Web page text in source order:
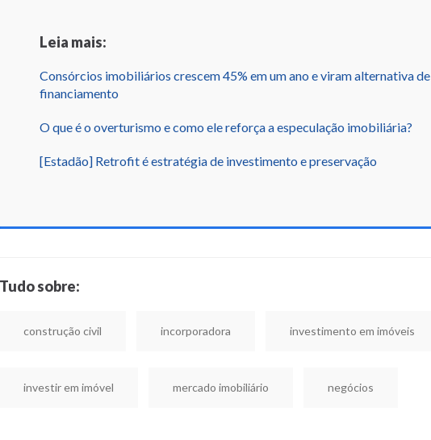
Leia mais:
Consórcios imobiliários crescem 45% em um ano e viram alternativa de
financiamento
O que é o overturismo e como ele reforça a especulação imobiliária?
[Estadão] Retrofit é estratégia de investimento e preservação
Tudo sobre:
construção civil incorporadora investimento em imóveis
investir em imóvel mercado imobiliário negócios